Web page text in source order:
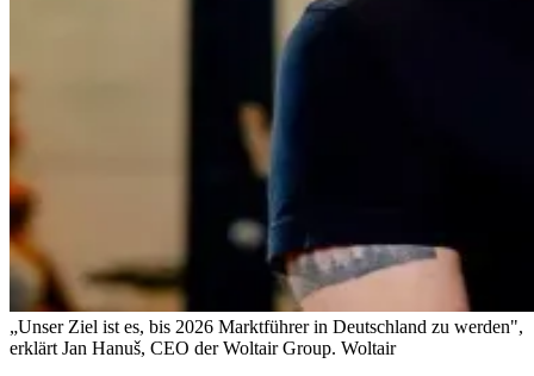
„Unser Ziel ist es, bis 2026 Marktführer in Deutschland zu werden",
erklärt Jan Hanuš, CEO der Woltair Group. Woltair